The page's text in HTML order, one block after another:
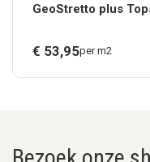
GeoStretto plus
€ 53,95per m2